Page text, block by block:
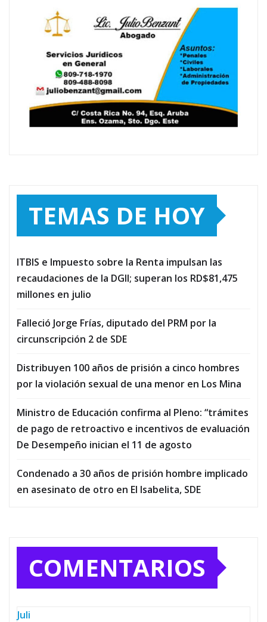
TEMAS DE HOY
ITBIS e Impuesto sobre la Renta impulsan las
recaudaciones de la DGII; superan los RD$81,475
millones en julio
Falleció Jorge Frías, diputado del PRM por la
circunscripción 2 de SDE
Distribuyen 100 años de prisión a cinco hombres
por la violación sexual de una menor en Los Mina
Ministro de Educación confirma al Pleno: “trámites
de pago de retroactivo e incentivos de evaluación
De Desempeño inician el 11 de agosto
Condenado a 30 años de prisión hombre implicado
en asesinato de otro en El Isabelita, SDE
COMENTARIOS
Juli